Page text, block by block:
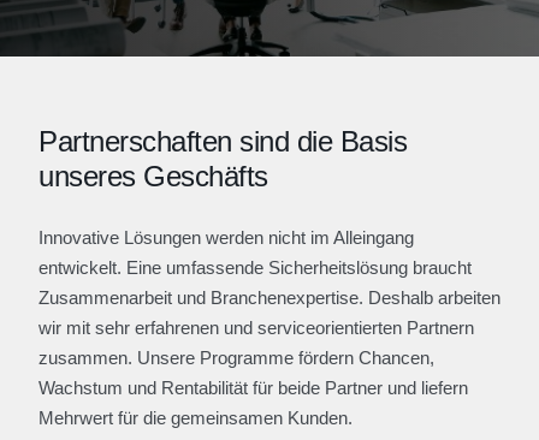
Partnerschaften sind die Basis
unseres Geschäfts
Innovative Lösungen werden nicht im Alleingang
entwickelt. Eine umfassende Sicherheitslösung braucht
Zusammenarbeit und Branchenexpertise. Deshalb arbeiten
wir mit sehr erfahrenen und serviceorientierten Partnern
zusammen. Unsere Programme fördern Chancen,
Wachstum und Rentabilität für beide Partner und liefern
Mehrwert für die gemeinsamen Kunden.